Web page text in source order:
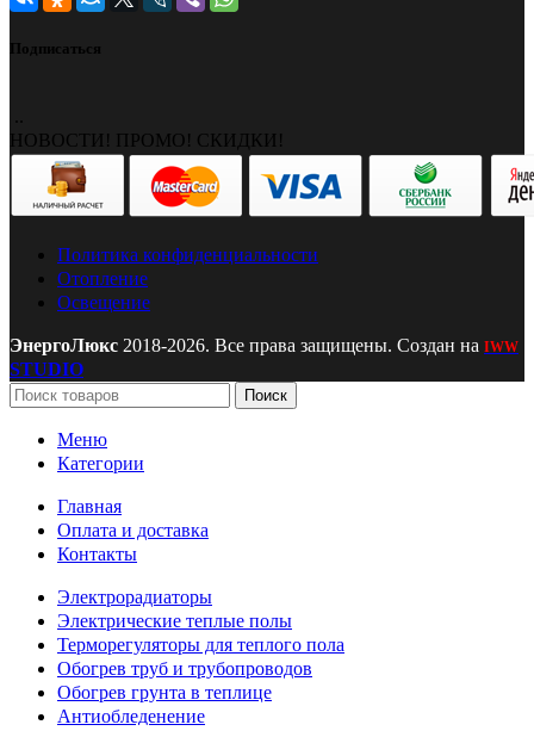
Подписаться
НОВОСТИ! ПРОМО! СКИДКИ!
Политика конфиденциальности
Отопление
Освещение
ЭнергоЛюкс 2018-2026. Все права защищены. Создан на IWW
STUDIO
Поиск
Меню
Категории
Главная
Оплата и доставка
Контакты
Электрорадиаторы
Электрические теплые полы
Терморегуляторы для теплого пола
Обогрев труб и трубопроводов
Обогрев грунта в теплице
Антиобледенение